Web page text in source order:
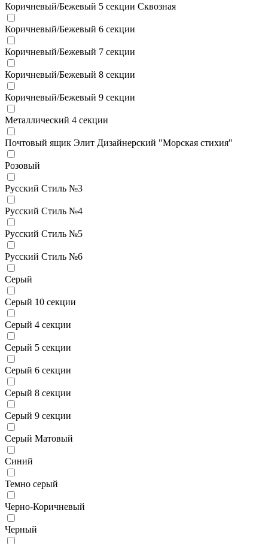
Коричневый/Бежевый 5 секции Сквозная
Коричневый/Бежевый 6 секции
Коричневый/Бежевый 7 секции
Коричневый/Бежевый 8 секции
Коричневый/Бежевый 9 секции
Металлический 4 секции
Почтовый ящик Элит Дизайнерский "Морская стихия"
Розовый
Русский Стиль №3
Русский Стиль №4
Русский Стиль №5
Русский Стиль №6
Серый
Серый 10 секции
Серый 4 секции
Серый 5 секции
Серый 6 секции
Серый 8 секции
Серый 9 секции
Серый Матовый
Синий
Темно серый
Черно-Коричневый
Черный